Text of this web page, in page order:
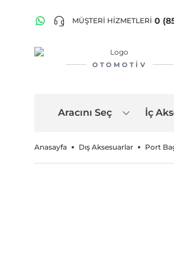
MÜŞTERİ HİZMETLERİ 0
OTOMOTIV
Aracını Seç İç
Anasayfa Dış Aksesuarlar Port